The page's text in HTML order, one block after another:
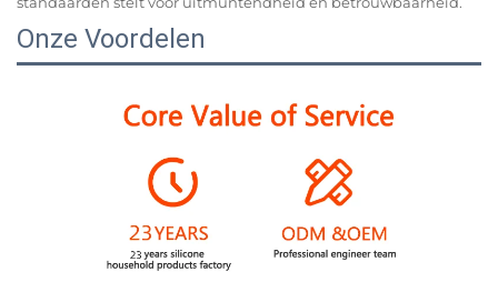
Onze Voordelen